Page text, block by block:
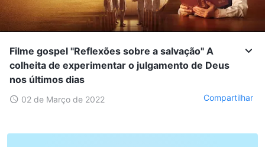
Filme gospel "Reflexões sobre a salvação" A
colheita de experimentar o julgamento de Deus
nos últimos dias
02 de Março de 2022 Compartilhar